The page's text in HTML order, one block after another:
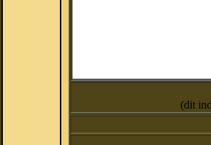
(dit